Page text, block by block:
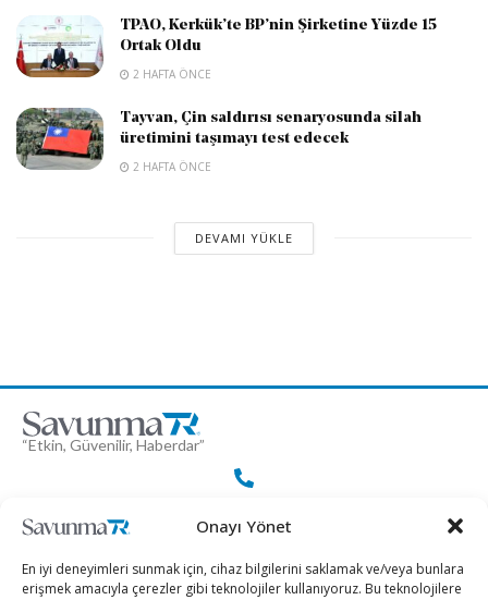
Onayı Yönet
En iyi deneyimleri sunmak için, cihaz bilgilerini saklamak ve/veya bunlara
erişmek amacıyla çerezler gibi teknolojiler kullanıyoruz. Bu teknolojilere
TPAO, Kerkük’te BP’nin Şirketine Yüzde 15
Ortak Oldu
2 HAFTA ÖNCE
Tayvan, Çin saldırısı senaryosunda silah
üretimini taşımayı test edecek
2 HAFTA ÖNCE
DEVAMI YÜKLE
“Etkin, Güvenilir, Haberdar”
+90 530 308 17 96
iletisim@savunmatr.com